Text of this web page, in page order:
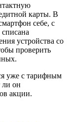
карты. В
себе, с
списана
устройства со
проверить
уже с тарифным
ли он
акции.